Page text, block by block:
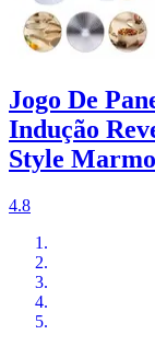
Jogo De
Indução
Style
4.8